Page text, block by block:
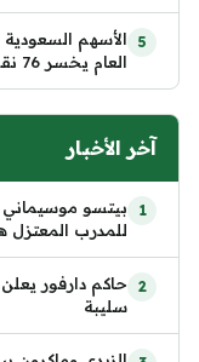
الأسهم السعودية
العام يخسر 76 نقطة
آخر الأخبار
بيتسو موسيماني
للمدرب
حاكم دارفور
سليبة